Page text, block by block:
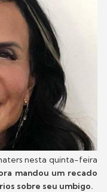
nesta quinta-feira
mandou um recado
sobre seu umbigo.